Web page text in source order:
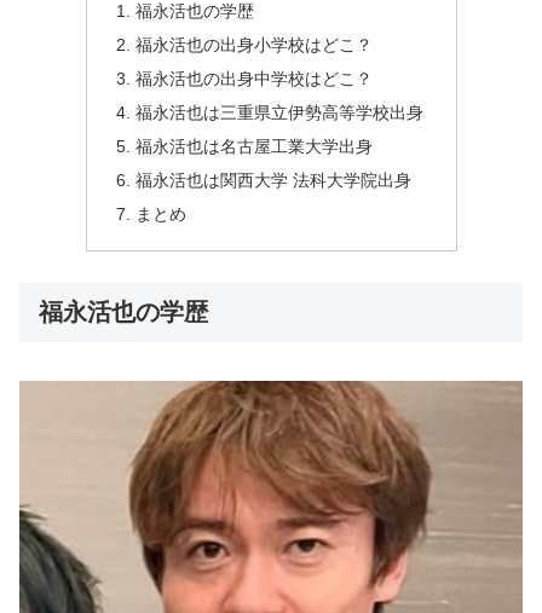
福永活也の学歴
福永活也の出身小学校はどこ？
福永活也の出身中学校はどこ？
福永活也は三重県立伊勢高等学校出身
福永活也は名古屋工業大学出身
福永活也は関西大学 法科大学院出身
まとめ
福永活也の学歴